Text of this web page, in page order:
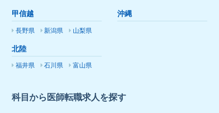
甲信越
長野県 新潟県 山梨県
北陸
福井県 石川県 富山県
沖縄
科目から医師転職求人を探す